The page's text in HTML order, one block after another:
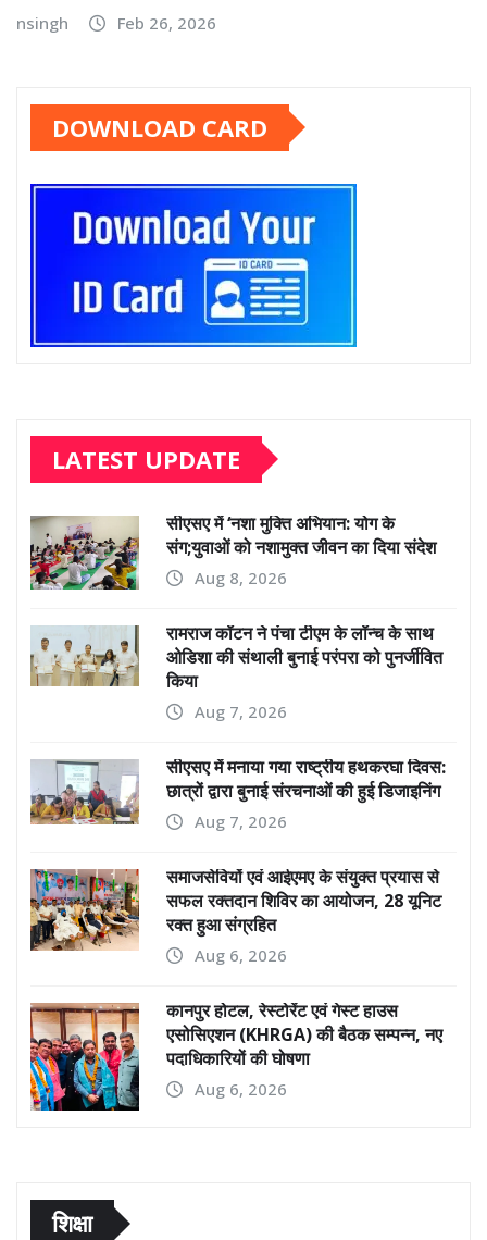
nsingh Feb 26, 2026
DOWNLOAD CARD
LATEST UPDATE
सीएसए में ‘नशा मुक्ति अभियान: योग के
संग;युवाओं को नशामुक्त जीवन का दिया संदेश
Aug 8, 2026
रामराज कॉटन ने पंचा टीएम के लॉन्च के साथ
ओडिशा की संथाली बुनाई परंपरा को पुनर्जीवित
किया
Aug 7, 2026
सीएसए में मनाया गया राष्ट्रीय हथकरघा दिवस:
छात्रों द्वारा बुनाई संरचनाओं की हुई डिजाइनिंग
Aug 7, 2026
समाजसेवियों एवं आईएमए के संयुक्त प्रयास से
सफल रक्तदान शिविर का आयोजन, 28 यूनिट
रक्त हुआ संग्रहित
Aug 6, 2026
कानपुर होटल, रेस्टोरेंट एवं गेस्ट हाउस
एसोसिएशन (KHRGA) की बैठक सम्पन्न, नए
पदाधिकारियों की घोषणा
Aug 6, 2026
शिक्षा